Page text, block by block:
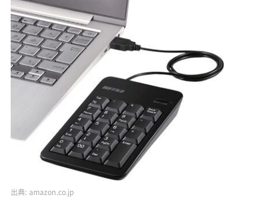
出典: amazon.co.jp